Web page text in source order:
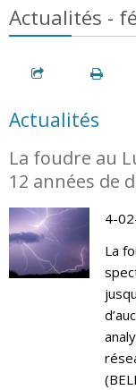
Actualités -
Actualités
La foudre au
12 années de
4-
La